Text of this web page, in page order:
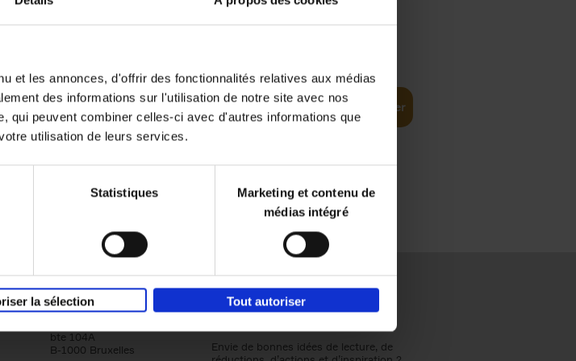
et les annonces, d'offrir des fonctionnalités relatives aux médias
des informations sur l'utilisation de notre site avec nos
qui peuvent combiner celles-ci avec d'autres informations que
utilisation de leurs services.
Statistiques
Marketing et contenu de
médias intégré
la sélection Tout autoriser
to Promoting
souple
352 Ajouter au panier
Éditions Racine
Tour & Taxis
bte 104A
B-1000 Bruxelles
Envie de bonnes idées de lecture, de